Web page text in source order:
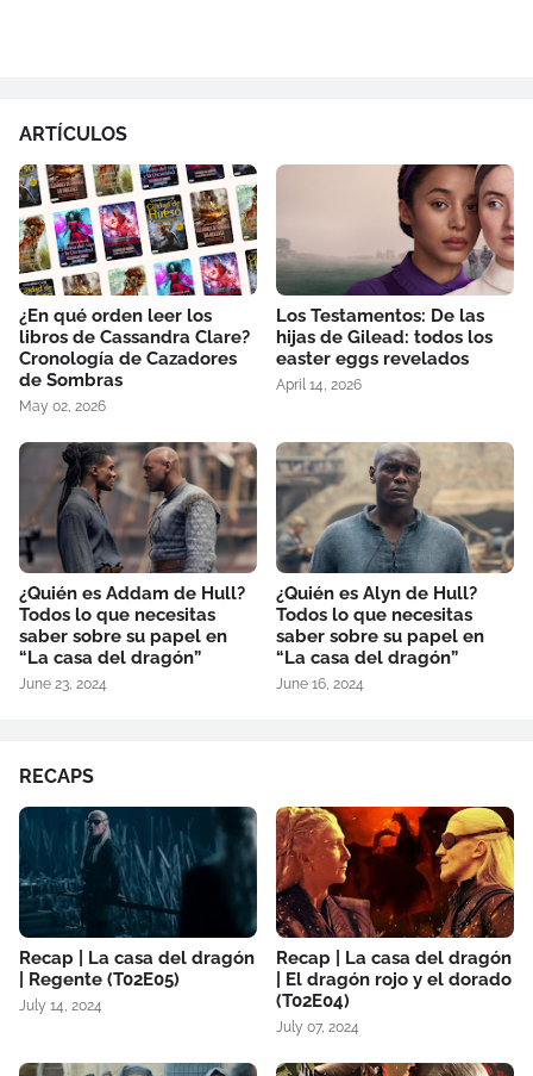
ARTÍCULOS
¿En qué orden leer los
libros de Cassandra Clare?
Cronología de Cazadores
de Sombras
May 02, 2026
Los Testamentos: De las
hijas de Gilead: todos los
easter eggs revelados
April 14, 2026
¿Quién es Addam de Hull?
Todos lo que necesitas
saber sobre su papel en
“La casa del dragón”
June 23, 2024
¿Quién es Alyn de Hull?
Todos lo que necesitas
saber sobre su papel en
“La casa del dragón”
June 16, 2024
RECAPS
Recap | La casa del dragón
| Regente (T02E05)
July 14, 2024
Recap | La casa del dragón
| El dragón rojo y el dorado
(T02E04)
July 07, 2024